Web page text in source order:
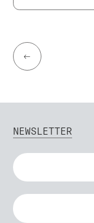
←
NEWSLETTER